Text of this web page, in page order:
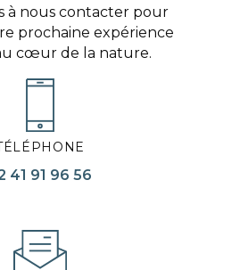
à nous contacter pour
prochaine expérience
cœur de la nature.
41 91 96 56